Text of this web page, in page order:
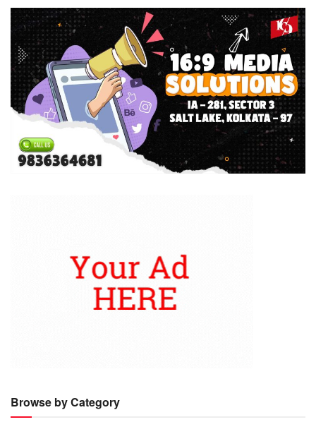
Browse by Category